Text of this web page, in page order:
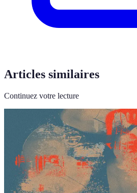
Articles similaires
Continuez votre lecture